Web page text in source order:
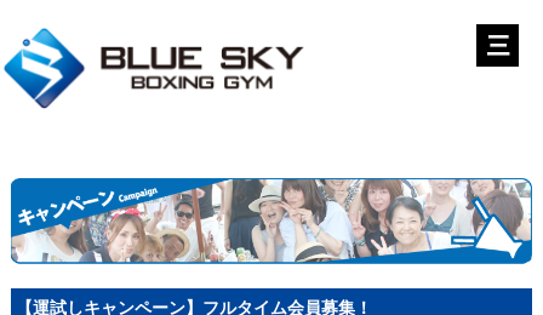
【運試しキャンペーン】フルタイム会員募集！